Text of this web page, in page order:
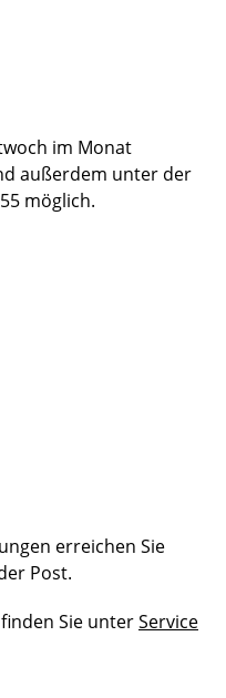
im Monat
außerdem unter der
möglich.
erreichen Sie
Post.
Sie unterService